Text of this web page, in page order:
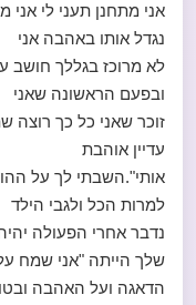
אני מתחנן תעני לי אני
נגדל אותו באהבה אני
לא מרוכז בגללך חושב
ובפעם הראשונה שאני
זוכר שאני כל כך רוצה
עדיין אוהבת
אותי".השבתי לך על
למרות הכל ולגבי הילד
נדבר אחרי הפעולה
שלך הייתה "אני שמח
הדאגה ועל האהבה